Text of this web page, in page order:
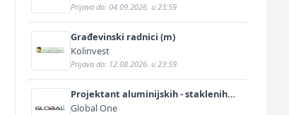
Prijava do: 04.09.2026. u 23:59
Građevinski radnici (m)
Kolinvest
Prijava do: 12.08.2026. u 23:59
Projektant aluminijskih - staklenih
fasada (m/ž)
Global One